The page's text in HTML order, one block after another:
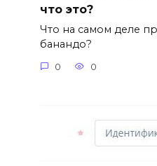
что это?
Что на самом деле
банандо?
0 0